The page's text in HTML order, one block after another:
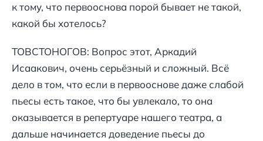
к тому, что первооснова порой бывает не такой,
какой бы хотелось?
ТОВСТОНОГОВ: Вопрос этот, Аркадий
Исаакович, очень серьёзный и сложный. Всё
дело в том, что если в первооснове даже слабой
пьесы есть такое, что бы увлекало, то она
оказывается в репертуаре нашего театра, а
дальше начинается доведение пьесы до